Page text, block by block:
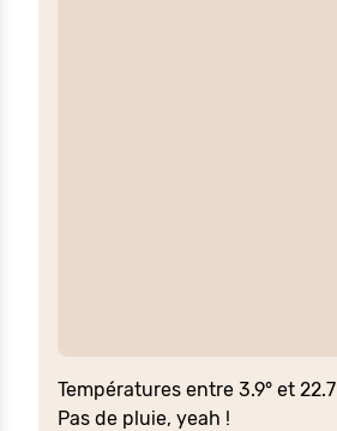
Températures entre 3.9° et 22.7
Pas de pluie, yeah !